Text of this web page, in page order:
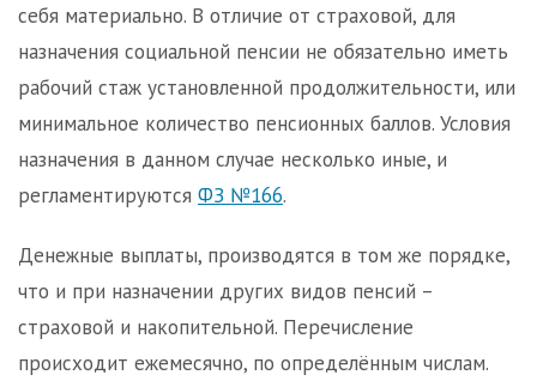
себя материально. В отличие от страховой, для
назначения социальной пенсии не обязательно иметь
рабочий стаж установленной продолжительности, или
минимальное количество пенсионных баллов. Условия
назначения в данном случае несколько иные, и
регламентируются ФЗ №166.
Денежные выплаты, производятся в том же порядке,
что и при назначении других видов пенсий –
страховой и накопительной. Перечисление
происходит ежемесячно, по определённым числам.